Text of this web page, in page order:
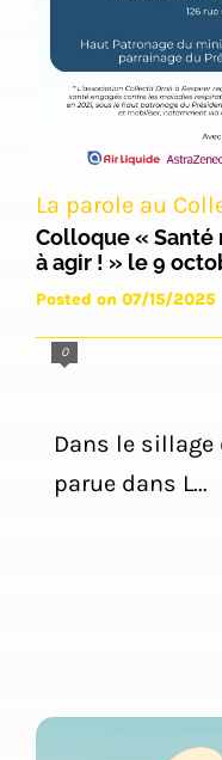
La parole au
Colloque « Santé
à agir ! » le 9
Posted on 07/15/2025
0
Dans le
parue dans L...